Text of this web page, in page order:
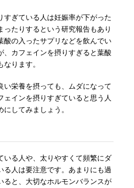
すぎている人は妊娠率が下がった
ったりするという研究報告もあり
酸の入ったサプリなどを飲んでい
、カフェインを摂りすぎると葉酸
ります。
い栄養を摂っても、ムダになって
ェインを摂りすぎていると思う人
してみましょう。
いる人や、太りやすくて頻繁にダ
る人は要注意です。あまりにも過
ると、大切なホルモンバランスが